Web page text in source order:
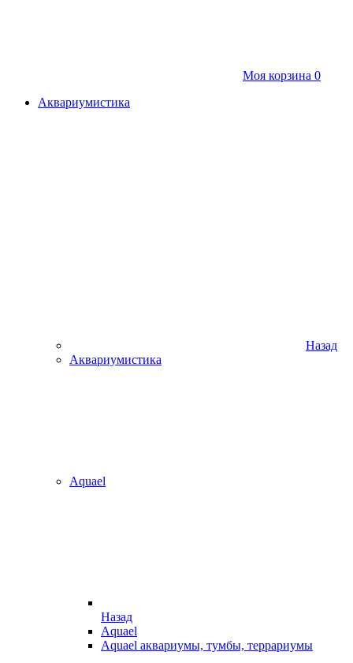
Моя корзина 0
Аквариумистика
Назад
Аквариумистика
Aquael
Назад
Aquael
Aquael аквариумы, тумбы, террариумы